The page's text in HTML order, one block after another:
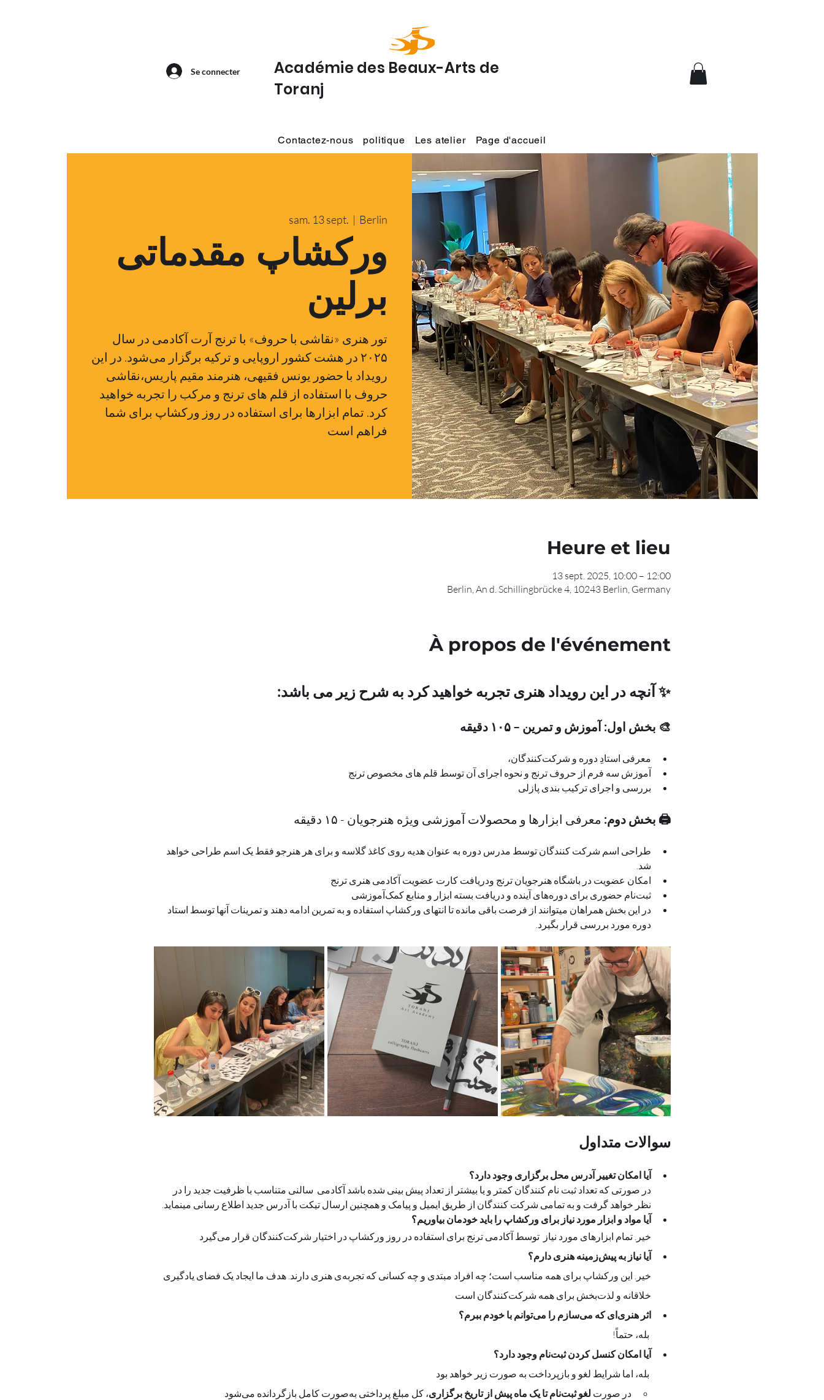
Se connecter
Académie des Beaux-Arts de
Toranj
Contactez-nous politique Les atelier Page d'accueil
sam. 13 sept.
  |
Berlin
ورکشاپ مقدماتی
برلین
تور هنری «نقاشی با حروف» با ترنج آرت آکادمی در سال
۲۰۲۵ در هشت کشور اروپایی و ترکیه برگزار می‌شود. در این
رویداد با حضور یونس فقیهی، هنرمند مقیم پاریس،نقاشی
حروف با استفاده از قلم های ترنج و مرکب را تجربه خواهید
کرد. تمام ابزارها برای استفاده در روز ورکشاپ برای شما
Heure et lieu
13 sept. 2025, 10:00 – 12:00
Berlin, An d. Schillingbrücke 4, 10243 Berlin, Germany
À propos de l'événement
✨ آنچه در این رویداد هنری تجربه خواهید کرد به شرح زیر می باشد:
🎨 بخش اول: آموزش و تمرین – ۱۰۵ دقیقه
معرفی استادِ دوره و شرکت‌کنندگان،
آموزش سه فرم از حروف ترنج و نحوه اجرای آن توسط قلم های مخصوص ترنج
بررسی و اجرای ترکیب بندی پازلی
🖨 بخش دوم: معرفی ابزارها و محصولات آموزشی ویژه هنرجویان - ۱۵ دقیقه
طراحی اسم شرکت کنندگان توسط مدرس دوره به عنوان هدیه روی کاغذ گلاسه و برای هر هنرجو فقط یک اسم طراحی خواهد
شد.
امکان عضویت در باشگاه هنرجویان ترنج ودریافت کارت عضویت آکادمی هنری ترنج
ثبت‌نام حضوری برای دوره‌های آینده و دریافت بسته ابزار و منابع کمک‌آموزشی
در این بخش همراهان میتوانند از فرصت باقی مانده تا انتهای ورکشاپ استفاده و به تمرین ادامه دهند و تمرینات آنها توسط استاد
دوره مورد بررسی قرار بگیرد.
سوالات متداول
آیا امکان تغییر آدرس محل برگزاری وجود دارد؟
در صورتی که تعداد ثبت نام کنندگان کمتر و یا بیشتر از تعداد پیش بینی شده باشد آکادمی  سالنی متناسب با ظرفیت جدید را در
نظر خواهد گرفت و به تمامی شرکت کنندگان از طریق ایمیل و پیامک و همچنین ارسال تیکت با آدرس جدید اطلاع رسانی مینماید.
آیا مواد و ابزار مورد نیاز برای ورکشاپ را باید خودمان بیاوریم؟
خیر. تمام ابزارهای مورد نیاز  توسط آکادمی ترنج برای استفاده در روز ورکشاپ در اختیار شرکت‌کنندگان قرار می‌گیرد
آیا نیاز به پیش‌زمینه هنری دارم؟
خیر. این ورکشاپ برای همه مناسب است؛ چه افراد مبتدی و چه کسانی که تجربه‌ی هنری دارند. هدف ما ایجاد یک فضای یادگیری
خلاقانه و لذت‌بخش برای همه شرکت‌کنندگان است
اثر هنری‌ای که می‌سازم را می‌توانم با خودم ببرم؟
بله، حتماً!
آیا امکان کنسل کردن ثبت‌نام وجود دارد؟
بله، اما شرایط لغو و بازپرداخت به صورت زیر خواهد بود
در صورت لغو ثبت‌نام تا یک ماه پیش از تاریخ برگزاری
، کل مبلغ پرداختی به‌صورت کامل بازگردانده می‌شود